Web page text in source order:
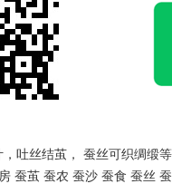
吐丝结茧， 蚕丝可织绸缎等
蚕茧 蚕农 蚕沙 蚕食 蚕丝